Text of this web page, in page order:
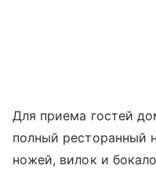
Для приема гостей
полный ресторанный
ножей, вилок и